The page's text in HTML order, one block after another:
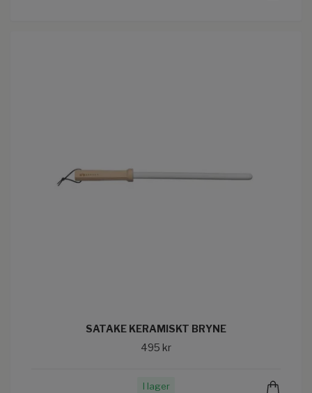
SATAKE KERAMISKT BRYNE
495 kr
I lager